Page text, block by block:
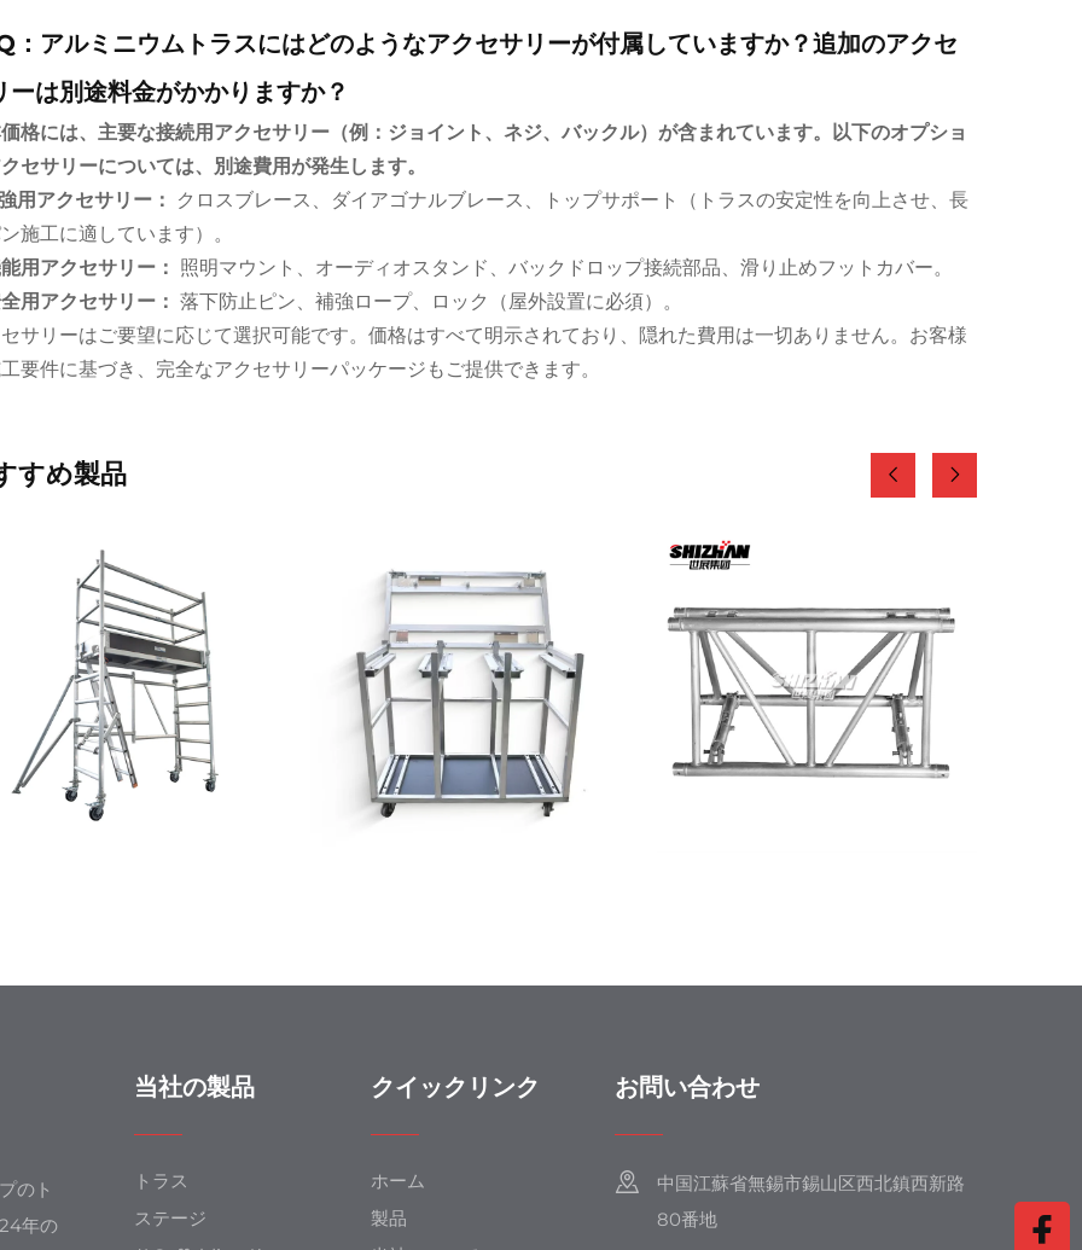
：アルミニウムトラスにはどのようなアクセサリーが付属していますか？追加のアクセ
ーは別途料金がかかりますか？
格には、主要な接続用アクセサリー（例：ジョイント、ネジ、バックル）が含まれています。以下のオプショ
セサリーについては、別途費用が発生します。
用アクセサリー：
クロスブレース、ダイアゴナルブレース、トップサポート（トラスの安定性を向上させ、長
施工に適しています）。
用アクセサリー： 照明マウント、オーディオスタンド、バックドロップ接続部品、滑り止めフットカバー。
用アクセサリー： 落下防止ピン、補強ロープ、ロック（屋外設置に必須）。
サリーはご要望に応じて選択可能です。価格はすべて明示されており、隠れた費用は一切ありません。お客様
要件に基づき、完全なアクセサリーパッケージもご提供できます。
すめ製品
のト
年の
当社の製品
トラス
ステージ
クイックリンク
ホーム
製品
お問い合わせ
中国江蘇省無錫市錫山区西北鎮西新路
80番地